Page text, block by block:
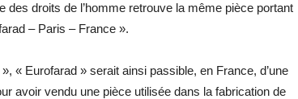
droits de l’homme retrouve la même pièce portant
– Paris – France ».
« Eurofarad » serait ainsi passible, en France, d’une
avoir vendu une pièce utilisée dans la fabrication de